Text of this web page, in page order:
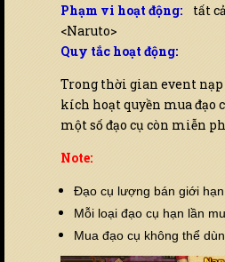
Phạm vi hoạt động: tất
<Naruto>
Quy tắc hoạt động:
Trong thời gian event
kích hoạt quyền mua đạo
một số đạo cụ còn miễn
Note:
Đạo cụ lượng bán giới
Mỗi loại đạo cụ hạn lần
Mua đạo cụ không thể